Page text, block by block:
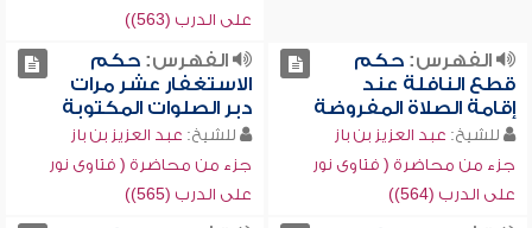
على الدرب (563))
الفهرس:حكم
قطع النافلة عند
إقامة الصلاة المفروضة
للشيخ: عبد العزيز بن باز
جزء من محاضرة ( فتاوى نور
على الدرب (564))
الفهرس:حكم
الاستغفار عشر مرات
دبر الصلوات المكتوبة
للشيخ: عبد العزيز بن باز
جزء من محاضرة ( فتاوى نور
على الدرب (565))